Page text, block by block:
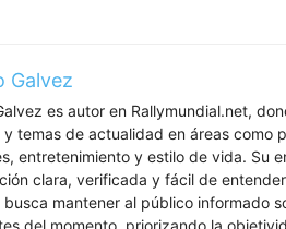
Galvez
es autor en Rallymundial.net,
y temas de actualidad en áreas como
entretenimiento y estilo de vida. Su
clara, verificada y fácil de
mantener al público informado
del momento, priorizando la